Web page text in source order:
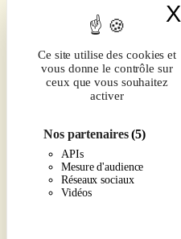
Ce site utilise des cookies et
vous donne le contrôle sur
ceux que vous souhaitez
activer
Nos partenaires(5)
APIs
Mesure d'audience
Réseaux sociaux
Vidéos
X